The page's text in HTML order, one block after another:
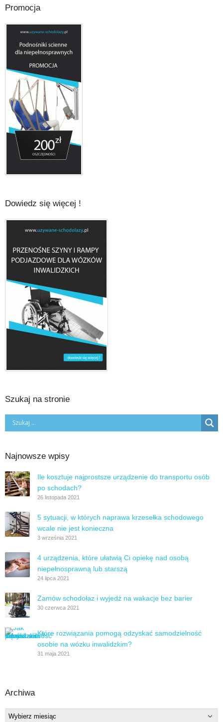
Promocja
Dowiedz się więcej !
Szukaj na stronie
Najnowsze wpisy
Ile kosztuje najprostsze urządzenie do transportu osób
po schodach?
26 listopada 2021
5 sytuacji, w których naprawa krzesełka schodowego
wcale nie jest konieczna
3 września 2021
4 urządzenia, które ułatwią Ci opiekę nad osobą
niepełnosprawną lub starszą
24 lipca 2021
Zamów schodołaz i wyjedź na wakacje bez barier
30 czerwca 2021
Które rozwiązania pomogą odzyskać samodzielność
osobie na wózku inwalidzkim?
31 maja 2021
Archiwa
Archiwa